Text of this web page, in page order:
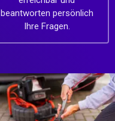
beantworten persönlich
Ihre Fragen.